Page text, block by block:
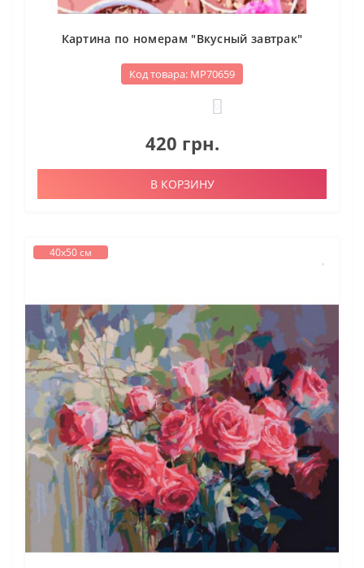
Картина по номерам "Вкусный завтрак"
Код товара: МР70659
420 грн.
В КОРЗИНУ
40х50 см